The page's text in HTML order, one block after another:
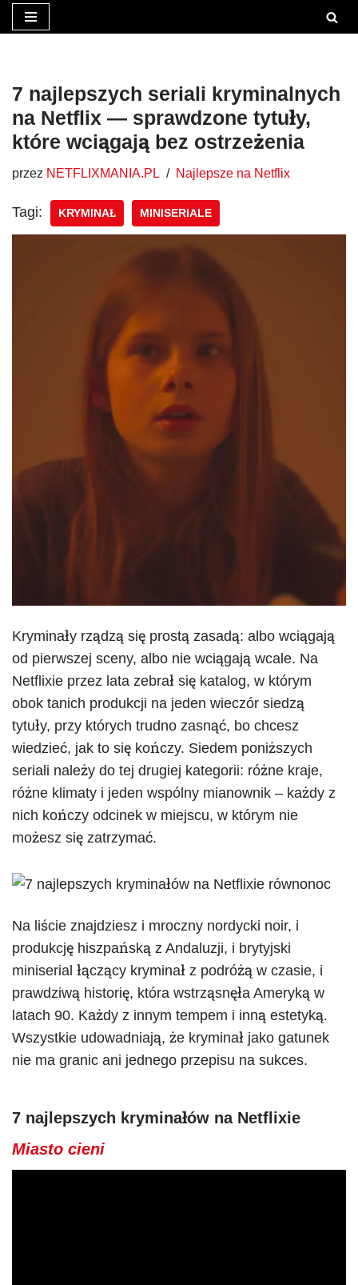
treści
7 najlepszych seriali kryminalnych
na Netflix — sprawdzone tytuły,
które wciągają bez ostrzeżenia
przez NETFLIXMANIA.PL Najlepsze na Netflix
Tagi: KRYMINAŁ MINISERIALE
Kryminały rządzą się prostą zasadą: albo wciągają
od pierwszej sceny, albo nie wciągają wcale. Na
Netflixie przez lata zebrał się katalog, w którym
obok tanich produkcji na jeden wieczór siedzą
tytuły, przy których trudno zasnąć, bo chcesz
wiedzieć, jak to się kończy. Siedem poniższych
seriali należy do tej drugiej kategorii: różne kraje,
różne klimaty i jeden wspólny mianownik – każdy z
nich kończy odcinek w miejscu, w którym nie
możesz się zatrzymać.
Na liście znajdziesz i mroczny nordycki noir, i
produkcję hiszpańską z Andaluzji, i brytyjski
miniserial łączący kryminał z podróżą w czasie, i
prawdziwą historię, która wstrząsnęła Ameryką w
latach 90. Każdy z innym tempem i inną estetyką.
Wszystkie udowadniają, że kryminał jako gatunek
nie ma granic ani jednego przepisu na sukces.
7 najlepszych kryminałów na Netflixie
Miasto cieni